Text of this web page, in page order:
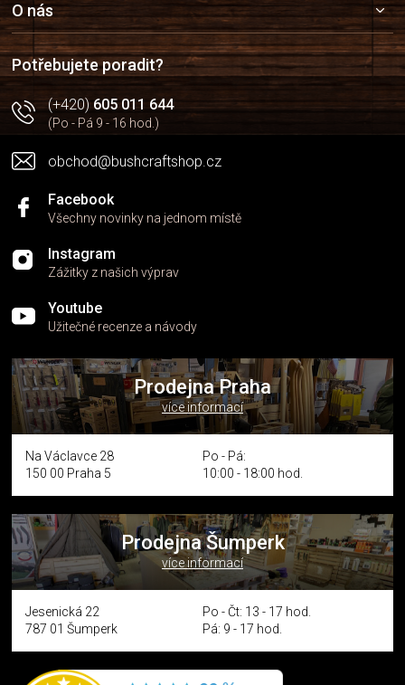
a
t
í
O nás
Potřebujete poradit?
(+420)605 011 644
(Po - Pá 9 - 16 hod.)
obchod@bushcraftshop.cz
Facebook
Všechny novinky na jednom místě
Instagram
Zážitky z našich výprav
Youtube
Užitečné recenze a návody
Prodejna Praha
více informací
Na Václavce 28
150 00 Praha 5
Po - Pá:
10:00 - 18:00 hod.
Prodejna Šumperk
více informací
Jesenická 22
787 01 Šumperk
Po - Čt: 13 - 17 hod.
Pá: 9 - 17 hod.